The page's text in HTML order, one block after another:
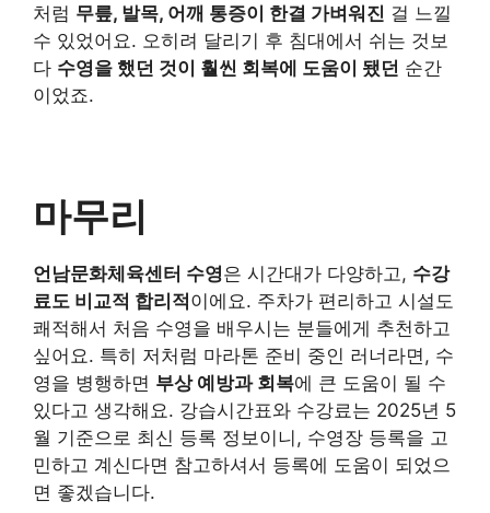
처럼 무릎, 발목, 어깨 통증이 한결 가벼워진 걸 느낄
수 있었어요. 오히려 달리기 후 침대에서 쉬는 것보
다 수영을 했던 것이 훨씬 회복에 도움이 됐던 순간
이었죠.
마무리
언남문화체육센터 수영은 시간대가 다양하고, 수강
료도 비교적 합리적 이에요. 주차가 편리하고 시설도
쾌적해서 처음 수영을 배우시는 분들에게 추천하고
싶어요. 특히 저처럼 마라톤 준비 중인 러너라면, 수
영을 병행하면 부상 예방과 회복에 큰 도움이 될 수
있다고 생각해요. 강습시간표와 수강료는 2025년 5
월 기준으로 최신 등록 정보이니, 수영장 등록을 고
민하고 계신다면 참고하셔서 등록에 도움이 되었으
면 좋겠습니다.